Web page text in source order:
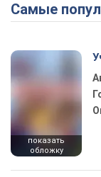
Самые
показать
обложку